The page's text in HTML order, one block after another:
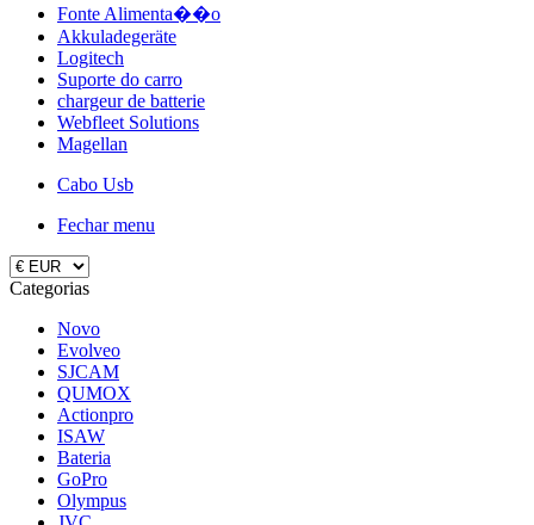
Fonte Alimenta��o
Akkuladegeräte
Logitech
Suporte do carro
chargeur de batterie
Webfleet Solutions
Magellan
Cabo Usb
Fechar menu
Categorias
Novo
Evolveo
SJCAM
QUMOX
Actionpro
ISAW
Bateria
GoPro
Olympus